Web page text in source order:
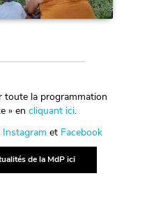
toute la programmation
» en cliquant ici.
Instagram et Facebook
de la MdP ici